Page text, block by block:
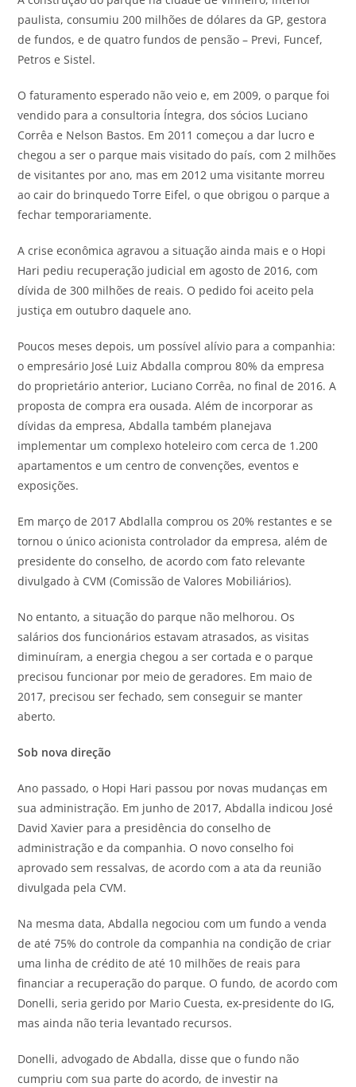
paulista, consumiu 200 milhões de dólares da GP, gestora
de fundos, e de quatro fundos de pensão – Previ, Funcef,
Petros e Sistel.
O faturamento esperado não veio e, em 2009, o parque foi
vendido para a consultoria Íntegra, dos sócios Luciano
Corrêa e Nelson Bastos. Em 2011 começou a dar lucro e
chegou a ser o parque mais visitado do país, com 2 milhões
de visitantes por ano, mas em 2012 uma visitante morreu
ao cair do brinquedo Torre Eifel, o que obrigou o parque a
fechar temporariamente.
A crise econômica agravou a situação ainda mais e o Hopi
Hari pediu recuperação judicial em agosto de 2016, com
dívida de 300 milhões de reais. O pedido foi aceito pela
justiça em outubro daquele ano.
Poucos meses depois, um possível alívio para a companhia:
o empresário José Luiz Abdalla comprou 80% da empresa
do proprietário anterior, Luciano Corrêa, no final de 2016. A
proposta de compra era ousada. Além de incorporar as
dívidas da empresa, Abdalla também planejava
implementar um complexo hoteleiro com cerca de 1.200
apartamentos e um centro de convenções, eventos e
exposições.
Em março de 2017 Abdlalla comprou os 20% restantes e se
tornou o único acionista controlador da empresa, além de
presidente do conselho, de acordo com fato relevante
divulgado à CVM (Comissão de Valores Mobiliários).
No entanto, a situação do parque não melhorou. Os
salários dos funcionários estavam atrasados, as visitas
diminuíram, a energia chegou a ser cortada e o parque
precisou funcionar por meio de geradores. Em maio de
2017, precisou ser fechado, sem conseguir se manter
aberto.
Sob nova direção
Ano passado, o Hopi Hari passou por novas mudanças em
sua administração. Em junho de 2017, Abdalla indicou José
David Xavier para a presidência do conselho de
administração e da companhia. O novo conselho foi
aprovado sem ressalvas, de acordo com a ata da reunião
divulgada pela CVM.
Na mesma data, Abdalla negociou com um fundo a venda
de até 75% do controle da companhia na condição de criar
uma linha de crédito de até 10 milhões de reais para
financiar a recuperação do parque. O fundo, de acordo com
Donelli, seria gerido por Mario Cuesta, ex-presidente do IG,
mas ainda não teria levantado recursos.
Donelli, advogado de Abdalla, disse que o fundo não
cumpriu com sua parte do acordo, de investir na